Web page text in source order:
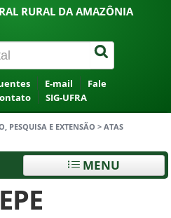
RURAL DA AMAZÔNIA
E-mail
Fale
SIG-UFRA
PESQUISA E EXTENSÃO > ATAS
MENU